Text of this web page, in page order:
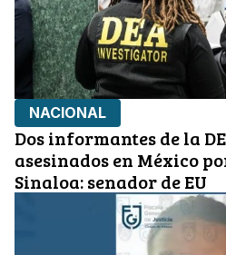
NACIONAL
Dos informantes de la
asesinados en México
Sinaloa: senador de EU